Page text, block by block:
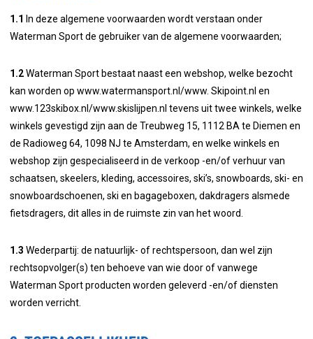
1.1 In deze algemene voorwaarden wordt verstaan onder
Waterman Sport de gebruiker van de algemene voorwaarden;
1.2Waterman Sport bestaat naast een webshop, welke bezocht
kan worden op www.watermansport.nl/www. Skipoint.nl en
www.123skibox.nl/www.skislijpen.nl tevens uit twee winkels, welke
winkels gevestigd zijn aan de Treubweg 15, 1112 BA te Diemen en
de Radioweg 64, 1098 NJ te Amsterdam, en welke winkels en
webshop zijn gespecialiseerd in de verkoop -en/of verhuur van
schaatsen, skeelers, kleding, accessoires, ski’s, snowboards, ski- en
snowboardschoenen, ski en bagageboxen, dakdragers alsmede
fietsdragers, dit alles in de ruimste zin van het woord.
1.3 Wederpartij: de natuurlijk- of rechtspersoon, dan wel zijn
rechtsopvolger(s) ten behoeve van wie door of vanwege
Waterman Sport producten worden geleverd -en/of diensten
worden verricht.